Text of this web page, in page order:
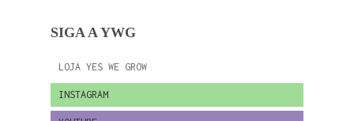
SIGA A YWG
LOJA YES WE GROW
INSTAGRAM